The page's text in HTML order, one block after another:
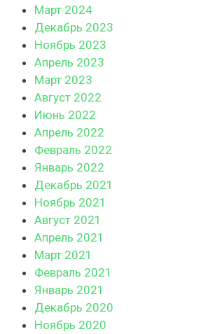
Март 2024
Декабрь 2023
Ноябрь 2023
Апрель 2023
Март 2023
Август 2022
Июнь 2022
Апрель 2022
Февраль 2022
Январь 2022
Декабрь 2021
Ноябрь 2021
Август 2021
Апрель 2021
Март 2021
Февраль 2021
Январь 2021
Декабрь 2020
Ноябрь 2020